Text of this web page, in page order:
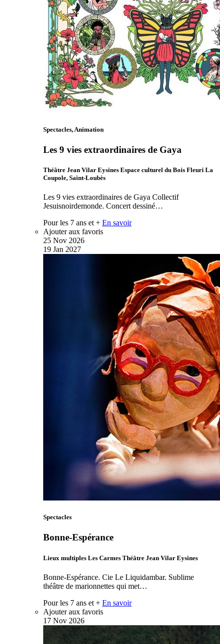
Spectacles, Animation
Les 9 vies extraordinaires de Gaya
Théâtre Jean Vilar Eysines Espace culturel du Bois Fleuri La
Coupole, Saint-Loubès
Les 9 vies extraordinaires de Gaya Collectif
Jesuisnoirdemonde. Concert dessiné…
Pour les 7 ans et + En savoir
Ajouter aux favoris
25 Nov 2026
19 Jan 2027
Spectacles
Bonne-Espérance
Lieux multiples Les Carmes Théâtre Jean Vilar Eysines
Bonne-Espérance. Cie Le Liquidambar. Sublime
théâtre de marionnettes qui met…
Pour les 7 ans et + En savoir
Ajouter aux favoris
17 Nov 2026